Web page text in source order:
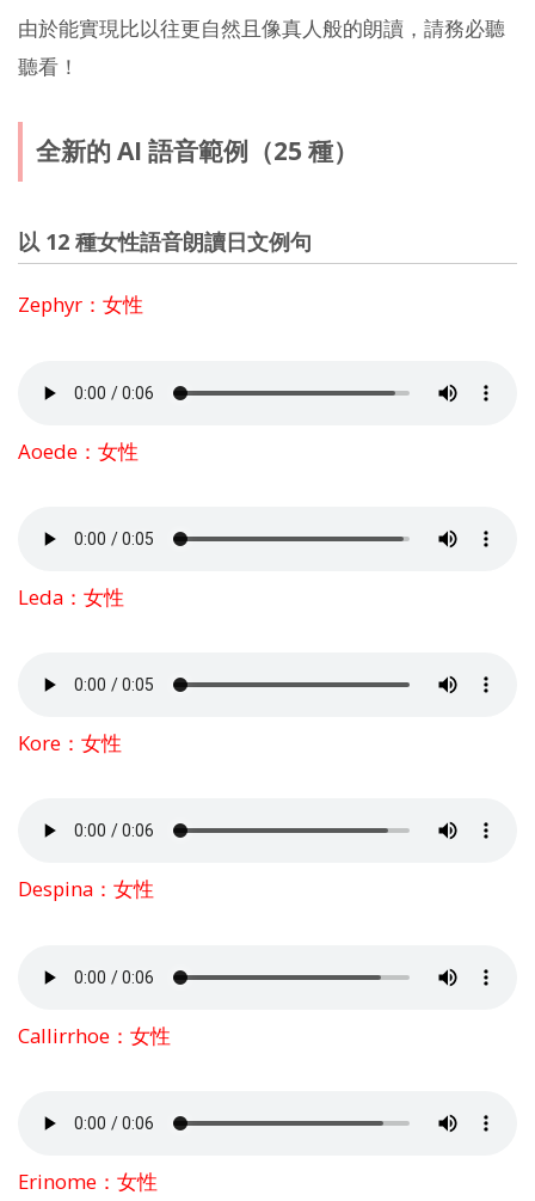
由於能實現比以往更自然且像真人般的朗讀，請務必聽
聽看！
全新的 AI 語音範例（25 種）
以 12 種女性語音朗讀日文例句
Zephyr：女性
Aoede：女性
Leda：女性
Kore：女性
Despina：女性
Callirrhoe：女性
Erinome：女性